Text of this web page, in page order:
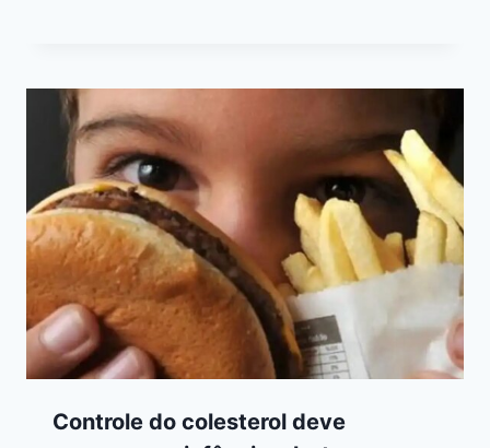
Controle do colesterol deve